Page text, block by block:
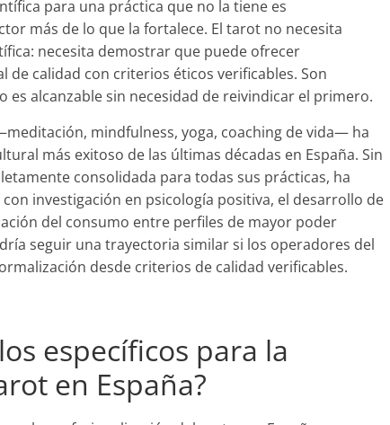
para una práctica que no la tiene es
más de lo que la fortalece. El tarot no necesita
necesita demostrar que puede ofrecer
calidad con criterios éticos verificables. Son
alcanzable sin necesidad de reivindicar el primero.
mindfulness, yoga, coaching de vida— ha
más exitoso de las últimas décadas en España. Sin
consolidada para todas sus prácticas, ha
investigación en psicología positiva, el desarrollo de
del consumo entre perfiles de mayor poder
seguir una trayectoria similar si los operadores del
desde criterios de calidad verificables.
específicos para la
en España?